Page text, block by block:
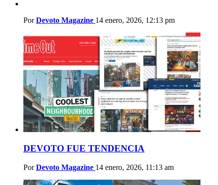
Por Devoto Magazine 14 enero, 2026, 12:13 pm
DEVOTO FUE TENDENCIA
Por Devoto Magazine 14 enero, 2026, 11:13 am